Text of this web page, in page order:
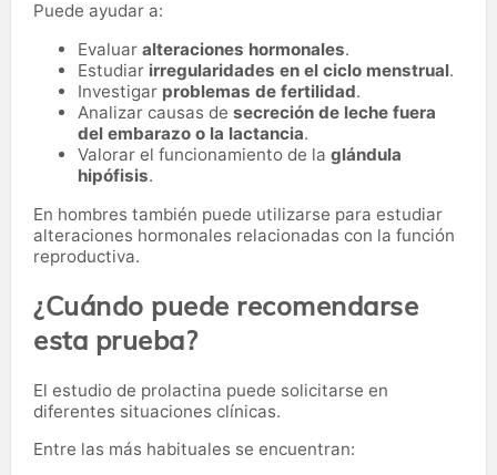
Puede ayudar a:
Evaluar alteraciones hormonales.
Estudiar irregularidades en el ciclo menstrual.
Investigar problemas de fertilidad.
Analizar causas de secreción de leche fuera
del embarazo o la lactancia.
Valorar el funcionamiento de la glándula
hipófisis.
En hombres también puede utilizarse para estudiar
alteraciones hormonales relacionadas con la función
reproductiva.
¿Cuándo puede recomendarse
esta prueba?
El estudio de prolactina puede solicitarse en
diferentes situaciones clínicas.
Entre las más habituales se encuentran: